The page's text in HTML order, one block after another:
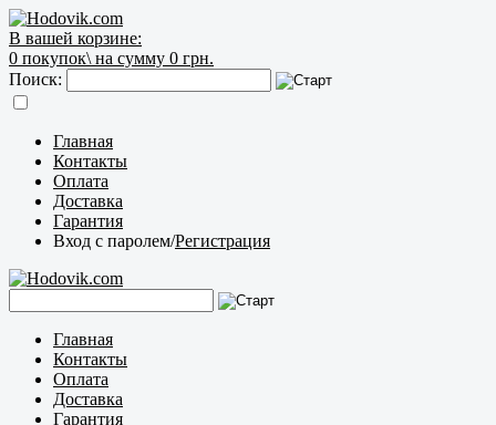
В вашей корзине:
0 покупок\ на сумму 0 грн.
Поиск:
Главная
Контакты
Оплата
Доставка
Гарантия
Вход с паролем/Регистрация
Главная
Контакты
Оплата
Доставка
Гарантия